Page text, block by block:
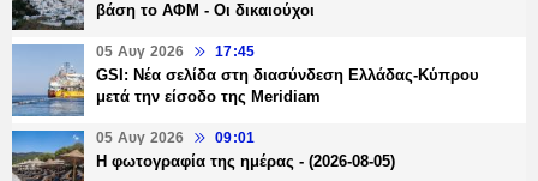
βάση το ΑΦΜ - Οι δικαιούχοι
05 Αυγ 2026 17:45
GSI: Νέα σελίδα στη διασύνδεση Ελλάδας-Κύπρου
μετά την είσοδο της Meridiam
05 Αυγ 2026 09:01
Η φωτογραφία της ημέρας - (2026-08-05)